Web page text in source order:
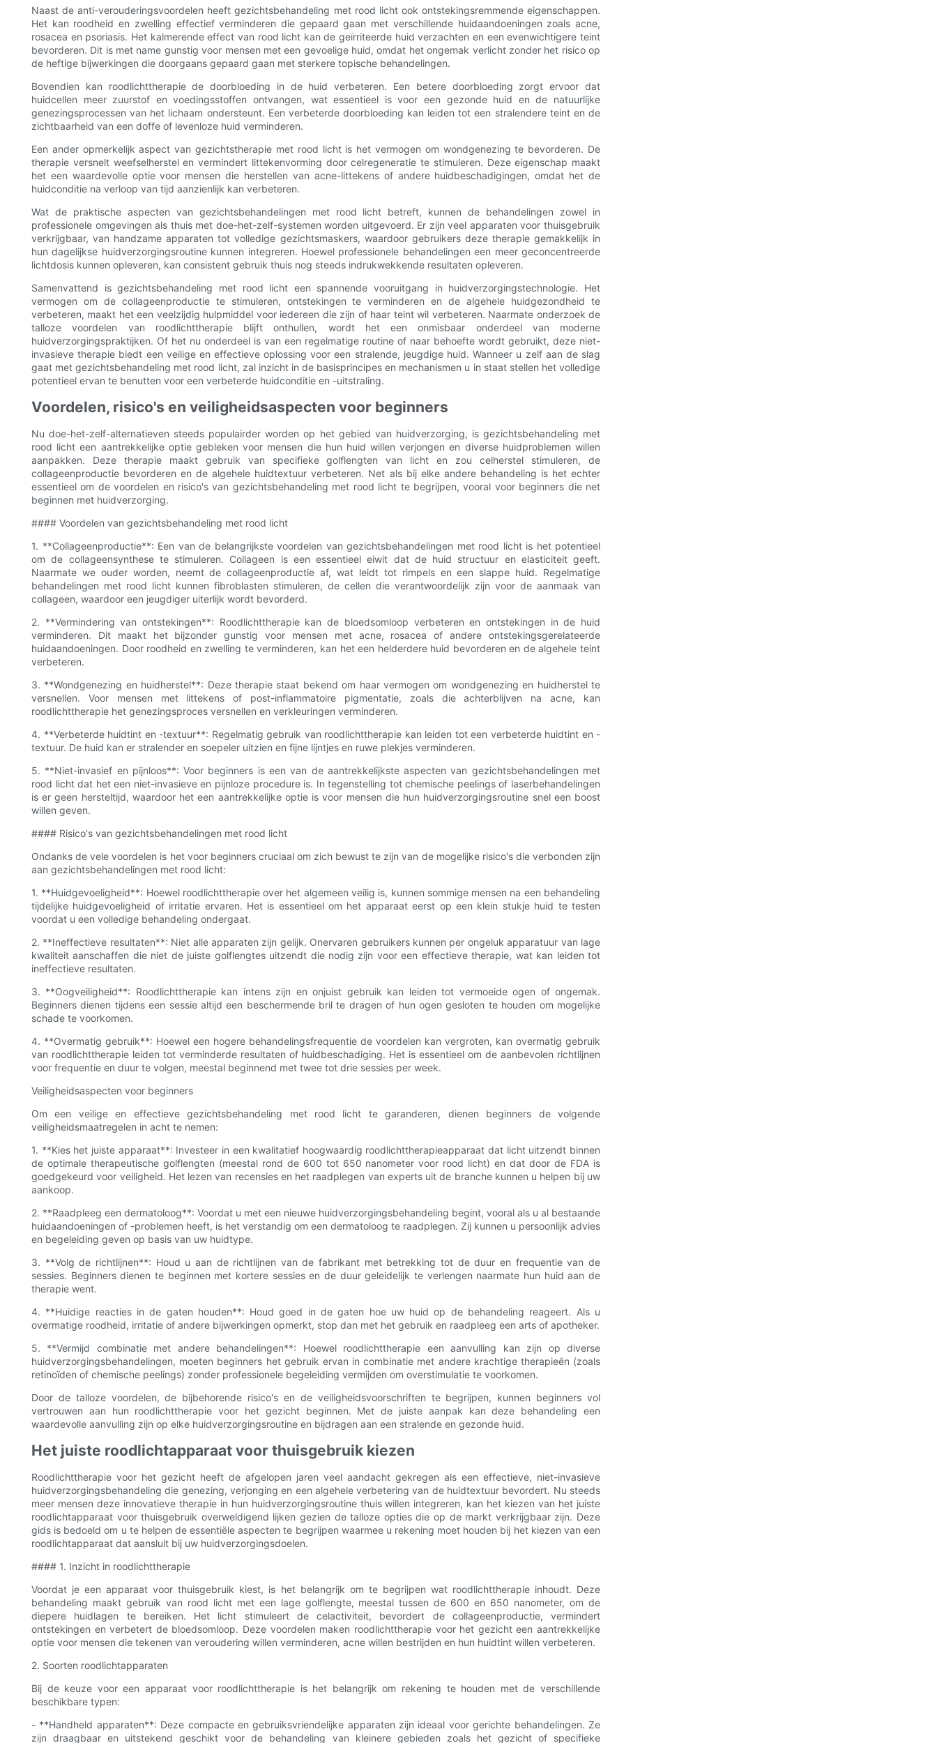
Naast de anti-verouderingsvoordelen heeft gezichtsbehandeling met rood licht ook ontstekingsremmende eigenschappen.
Het kan roodheid en zwelling effectief verminderen die gepaard gaan met verschillende huidaandoeningen zoals acne,
rosacea en psoriasis. Het kalmerende effect van rood licht kan de geïrriteerde huid verzachten en een evenwichtigere teint
bevorderen. Dit is met name gunstig voor mensen met een gevoelige huid, omdat het ongemak verlicht zonder het risico op
de heftige bijwerkingen die doorgaans gepaard gaan met sterkere topische behandelingen.
Bovendien kan roodlichttherapie de doorbloeding in de huid verbeteren. Een betere doorbloeding zorgt ervoor dat
huidcellen meer zuurstof en voedingsstoffen ontvangen, wat essentieel is voor een gezonde huid en de natuurlijke
genezingsprocessen van het lichaam ondersteunt. Een verbeterde doorbloeding kan leiden tot een stralendere teint en de
zichtbaarheid van een doffe of levenloze huid verminderen.
Een ander opmerkelijk aspect van gezichtstherapie met rood licht is het vermogen om wondgenezing te bevorderen. De
therapie versnelt weefselherstel en vermindert littekenvorming door celregeneratie te stimuleren. Deze eigenschap maakt
het een waardevolle optie voor mensen die herstellen van acne-littekens of andere huidbeschadigingen, omdat het de
huidconditie na verloop van tijd aanzienlijk kan verbeteren.
Wat de praktische aspecten van gezichtsbehandelingen met rood licht betreft, kunnen de behandelingen zowel in
professionele omgevingen als thuis met doe-het-zelf-systemen worden uitgevoerd. Er zijn veel apparaten voor thuisgebruik
verkrijgbaar, van handzame apparaten tot volledige gezichtsmaskers, waardoor gebruikers deze therapie gemakkelijk in
hun dagelijkse huidverzorgingsroutine kunnen integreren. Hoewel professionele behandelingen een meer geconcentreerde
lichtdosis kunnen opleveren, kan consistent gebruik thuis nog steeds indrukwekkende resultaten opleveren.
Samenvattend is gezichtsbehandeling met rood licht een spannende vooruitgang in huidverzorgingstechnologie. Het
vermogen om de collageenproductie te stimuleren, ontstekingen te verminderen en de algehele huidgezondheid te
verbeteren, maakt het een veelzijdig hulpmiddel voor iedereen die zijn of haar teint wil verbeteren. Naarmate onderzoek de
talloze voordelen van roodlichttherapie blijft onthullen, wordt het een onmisbaar onderdeel van moderne
huidverzorgingspraktijken. Of het nu onderdeel is van een regelmatige routine of naar behoefte wordt gebruikt, deze niet-
invasieve therapie biedt een veilige en effectieve oplossing voor een stralende, jeugdige huid. Wanneer u zelf aan de slag
gaat met gezichtsbehandeling met rood licht, zal inzicht in de basisprincipes en mechanismen u in staat stellen het volledige
potentieel ervan te benutten voor een verbeterde huidconditie en -uitstraling.
Voordelen, risico's en veiligheidsaspecten voor beginners
Nu doe-het-zelf-alternatieven steeds populairder worden op het gebied van huidverzorging, is gezichtsbehandeling met
rood licht een aantrekkelijke optie gebleken voor mensen die hun huid willen verjongen en diverse huidproblemen willen
aanpakken. Deze therapie maakt gebruik van specifieke golflengten van licht en zou celherstel stimuleren, de
collageenproductie bevorderen en de algehele huidtextuur verbeteren. Net als bij elke andere behandeling is het echter
essentieel om de voordelen en risico's van gezichtsbehandeling met rood licht te begrijpen, vooral voor beginners die net
beginnen met huidverzorging.
#### Voordelen van gezichtsbehandeling met rood licht
1. **Collageenproductie**: Een van de belangrijkste voordelen van gezichtsbehandelingen met rood licht is het potentieel
om de collageensynthese te stimuleren. Collageen is een essentieel eiwit dat de huid structuur en elasticiteit geeft.
Naarmate we ouder worden, neemt de collageenproductie af, wat leidt tot rimpels en een slappe huid. Regelmatige
behandelingen met rood licht kunnen fibroblasten stimuleren, de cellen die verantwoordelijk zijn voor de aanmaak van
collageen, waardoor een jeugdiger uiterlijk wordt bevorderd.
2. **Vermindering van ontstekingen**: Roodlichttherapie kan de bloedsomloop verbeteren en ontstekingen in de huid
verminderen. Dit maakt het bijzonder gunstig voor mensen met acne, rosacea of ​​andere ontstekingsgerelateerde
huidaandoeningen. Door roodheid en zwelling te verminderen, kan het een helderdere huid bevorderen en de algehele teint
verbeteren.
3. **Wondgenezing en huidherstel**: Deze therapie staat bekend om haar vermogen om wondgenezing en huidherstel te
versnellen. Voor mensen met littekens of post-inflammatoire pigmentatie, zoals die achterblijven na acne, kan
roodlichttherapie het genezingsproces versnellen en verkleuringen verminderen.
4. **Verbeterde huidtint en -textuur**: Regelmatig gebruik van roodlichttherapie kan leiden tot een verbeterde huidtint en -
textuur. De huid kan er stralender en soepeler uitzien en fijne lijntjes en ruwe plekjes verminderen.
5. **Niet-invasief en pijnloos**: Voor beginners is een van de aantrekkelijkste aspecten van gezichtsbehandelingen met
rood licht dat het een niet-invasieve en pijnloze procedure is. In tegenstelling tot chemische peelings of laserbehandelingen
is er geen hersteltijd, waardoor het een aantrekkelijke optie is voor mensen die hun huidverzorgingsroutine snel een boost
willen geven.
#### Risico's van gezichtsbehandelingen met rood licht
Ondanks de vele voordelen is het voor beginners cruciaal om zich bewust te zijn van de mogelijke risico's die verbonden zijn
aan gezichtsbehandelingen met rood licht:
1. **Huidgevoeligheid**: Hoewel roodlichttherapie over het algemeen veilig is, kunnen sommige mensen na een behandeling
tijdelijke huidgevoeligheid of irritatie ervaren. Het is essentieel om het apparaat eerst op een klein stukje huid te testen
voordat u een volledige behandeling ondergaat.
2. **Ineffectieve resultaten**: Niet alle apparaten zijn gelijk. Onervaren gebruikers kunnen per ongeluk apparatuur van lage
kwaliteit aanschaffen die niet de juiste golflengtes uitzendt die nodig zijn voor een effectieve therapie, wat kan leiden tot
ineffectieve resultaten.
3. **Oogveiligheid**: Roodlichttherapie kan intens zijn en onjuist gebruik kan leiden tot vermoeide ogen of ongemak.
Beginners dienen tijdens een sessie altijd een beschermende bril te dragen of hun ogen gesloten te houden om mogelijke
schade te voorkomen.
4. **Overmatig gebruik**: Hoewel een hogere behandelingsfrequentie de voordelen kan vergroten, kan overmatig gebruik
van roodlichttherapie leiden tot verminderde resultaten of huidbeschadiging. Het is essentieel om de aanbevolen richtlijnen
voor frequentie en duur te volgen, meestal beginnend met twee tot drie sessies per week.
Veiligheidsaspecten voor beginners
Om een ​​veilige en effectieve gezichtsbehandeling met rood licht te garanderen, dienen beginners de volgende
veiligheidsmaatregelen in acht te nemen:
1. **Kies het juiste apparaat**: Investeer in een kwalitatief hoogwaardig roodlichttherapieapparaat dat licht uitzendt binnen
de optimale therapeutische golflengten (meestal rond de 600 tot 650 nanometer voor rood licht) en dat door de FDA is
goedgekeurd voor veiligheid. Het lezen van recensies en het raadplegen van experts uit de branche kunnen u helpen bij uw
aankoop.
2. **Raadpleeg een dermatoloog**: Voordat u met een nieuwe huidverzorgingsbehandeling begint, vooral als u al bestaande
huidaandoeningen of -problemen heeft, is het verstandig om een ​​dermatoloog te raadplegen. Zij kunnen u persoonlijk advies
en begeleiding geven op basis van uw huidtype.
3. **Volg de richtlijnen**: Houd u aan de richtlijnen van de fabrikant met betrekking tot de duur en frequentie van de
sessies. Beginners dienen te beginnen met kortere sessies en de duur geleidelijk te verlengen naarmate hun huid aan de
therapie went.
4. **Huidige reacties in de gaten houden**: Houd goed in de gaten hoe uw huid op de behandeling reageert. Als u
overmatige roodheid, irritatie of andere bijwerkingen opmerkt, stop dan met het gebruik en raadpleeg een arts of apotheker.
5. **Vermijd combinatie met andere behandelingen**: Hoewel roodlichttherapie een aanvulling kan zijn op diverse
huidverzorgingsbehandelingen, moeten beginners het gebruik ervan in combinatie met andere krachtige therapieën (zoals
retinoïden of chemische peelings) zonder professionele begeleiding vermijden om overstimulatie te voorkomen.
Door de talloze voordelen, de bijbehorende risico's en de veiligheidsvoorschriften te begrijpen, kunnen beginners vol
vertrouwen aan hun roodlichttherapie voor het gezicht beginnen. Met de juiste aanpak kan deze behandeling een
waardevolle aanvulling zijn op elke huidverzorgingsroutine en bijdragen aan een stralende en gezonde huid.
Het juiste roodlichtapparaat voor thuisgebruik kiezen
Roodlichttherapie voor het gezicht heeft de afgelopen jaren veel aandacht gekregen als een effectieve, niet-invasieve
huidverzorgingsbehandeling die genezing, verjonging en een algehele verbetering van de huidtextuur bevordert. Nu steeds
meer mensen deze innovatieve therapie in hun huidverzorgingsroutine thuis willen integreren, kan het kiezen van het juiste
roodlichtapparaat voor thuisgebruik overweldigend lijken gezien de talloze opties die op de markt verkrijgbaar zijn. Deze
gids is bedoeld om u te helpen de essentiële aspecten te begrijpen waarmee u rekening moet houden bij het kiezen van een
roodlichtapparaat dat aansluit bij uw huidverzorgingsdoelen.
#### 1. Inzicht in roodlichttherapie
Voordat je een apparaat voor thuisgebruik kiest, is het belangrijk om te begrijpen wat roodlichttherapie inhoudt. Deze
behandeling maakt gebruik van rood licht met een lage golflengte, meestal tussen de 600 en 650 nanometer, om de
diepere huidlagen te bereiken. Het licht stimuleert de celactiviteit, bevordert de collageenproductie, vermindert
ontstekingen en verbetert de bloedsomloop. Deze voordelen maken roodlichttherapie voor het gezicht een aantrekkelijke
optie voor mensen die tekenen van veroudering willen verminderen, acne willen bestrijden en hun huidtint willen verbeteren.
2. Soorten roodlichtapparaten
Bij de keuze voor een apparaat voor roodlichttherapie is het belangrijk om rekening te houden met de verschillende
beschikbare typen:
- **Handheld apparaten**: Deze compacte en gebruiksvriendelijke apparaten zijn ideaal voor gerichte behandelingen. Ze
zijn draagbaar en uitstekend geschikt voor de behandeling van kleinere gebieden zoals het gezicht of specifieke